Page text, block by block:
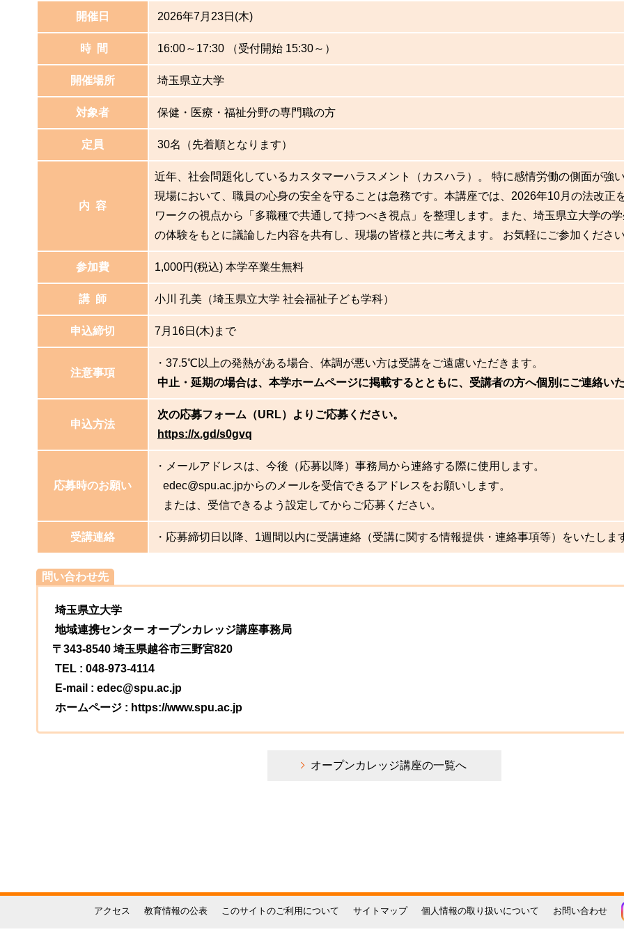
開催日 2026年7月23日(木)
時 間 16:00～17:30 （受付開始 15:30～）
開催場所 埼玉県立大学
対象者 保健・医療・福祉分野の専門職の方
定員 30名（先着順となります）
内 容
近年、社会問題化しているカスタマーハラスメント（カスハラ）。 特に感情労働の側面が強
現場において、職員の心身の安全を守ることは急務です。本講座では、2026年10月の法改正
ワークの視点から「多職種で共通して持つべき視点」を整理します。また、埼玉県立大学の
の体験をもとに議論した内容を共有し、現場の皆様と共に考えます。 お気軽にご参加ください
参加費 1,000円(税込) 本学卒業生無料
講 師 小川 孔美（埼玉県立大学 社会福祉子ども学科）
申込締切 7月16日(木)まで
注意事項
・37.5℃以上の発熱がある場合、体調が悪い方は受講をご遠慮いただきます。
中止・延期の場合は、本学ホームページに掲載するとともに、受講者の方へ個別にご連絡いた
申込方法
次の応募フォーム（URL）よりご応募ください。
https://x.gd/s0gvq
応募時のお願い
・メールアドレスは、今後（応募以降）事務局から連絡する際に使用します。
edec@spu.ac.jpからのメールを受信できるアドレスをお願いします。
または、受信できるよう設定してからご応募ください。
受講連絡 ・応募締切日以降、1週間以内に受講連絡（受講に関する情報提供・連絡事項等）をいたしま
問い合わせ先
埼玉県立大学
地域連携センター オープンカレッジ講座事務局
〒343-8540 埼玉県越谷市三野宮820
TEL : 048-973-4114
E-mail : edec@spu.ac.jp
ホームページ : https://www.spu.ac.jp
オープンカレッジ講座の一覧へ
アクセス 教育情報の公表 このサイトのご利用について サイトマップ 個人情報の取り扱いについて お問い合わせ